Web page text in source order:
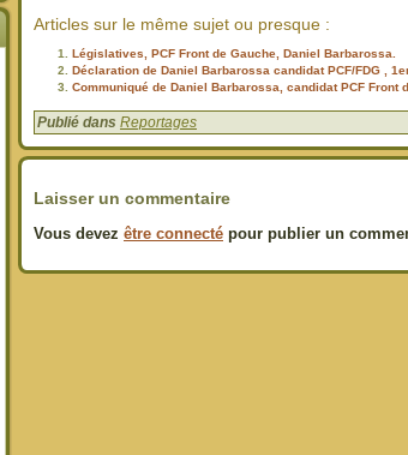
Articles sur le même sujet ou presque :
Législatives, PCF Front de Gauche, Daniel Barbarossa.
Déclaration de Daniel Barbarossa candidat PCF/FDG ,
Communiqué de Daniel Barbarossa, candidat PCF Front
Publié dans Reportages
Laisser un commentaire
Vous devez être connecté pour publier un